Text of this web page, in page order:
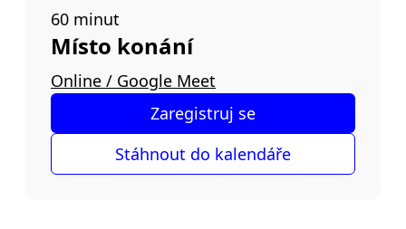
60 minut
Místo konání
Online / Google Meet
Zaregistruj se
Stáhnout do kalendáře